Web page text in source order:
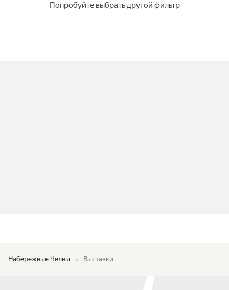
Попробуйте выбрать другой фильтр
Набережные Челны Выставки